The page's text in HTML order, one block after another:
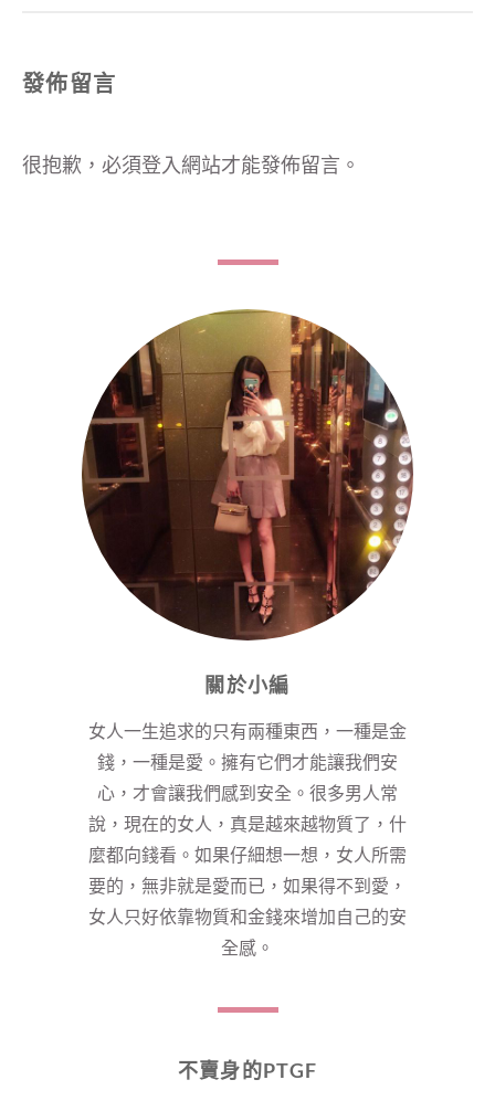
發佈留言
很抱歉，必須登入網站才能發佈留言。
關於小編
女人一生追求的只有兩種東西，一種是金
錢，一種是愛。擁有它們才能讓我們安
心，才會讓我們感到安全。很多男人常
說，現在的女人，真是越來越物質了，什
麼都向錢看。如果仔細想一想，女人所需
要的，無非就是愛而已，如果得不到愛，
女人只好依靠物質和金錢來增加自己的安
全感。
不賣身的PTGF